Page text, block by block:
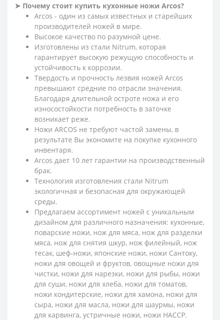
➤ Почему стоит купить кухонные ножи Arcos?
Arcos - один из самых известных и старейших
производителей ножей в мире.
Высокое качество по разумной цене.
Изготовлены из стали Nitrum, которая
гарантирует высокую режущую способность и
устойчивость к коррозии.
Твердость и прочность лезвия ножей Arcos
превышают средние по отрасли значения.
Благодаря длительной остроте ножа и его
износостойкости потребность в заточке
возникает реже.
Ножи ARCOS не требуют частой замены, в
результате Вы экономите на покупке кухонного
инвентаря.
Arcos дает 10 лет гарантии на производственный
брак.
Технология изготовления стали Nitrum
экологичная и безопасная для окружающей
среды.
Предлагаем ассортимент ножей с уникальным
дизайном для различного назначения: кухонные,
поварские ножи, нож для мяса, нож для разделки
мяса, нож для снятия шкур, нож филейный, нож
тесак, шеф-ножи, японские ножи, ножи Сантоку,
ножи для овощей и фруктов, овощные ножи для
чистки, ножи для нарезки, ножи для рыбы, ножи
для суши, ножи для хлеба, ножи для томатов,
ножи кондитерские, ножи для хамона, ножи для
сыра, ножи для масла, ножи для шаурмы, ножи
для карвинга, устричные ножи, ножи HACCP.